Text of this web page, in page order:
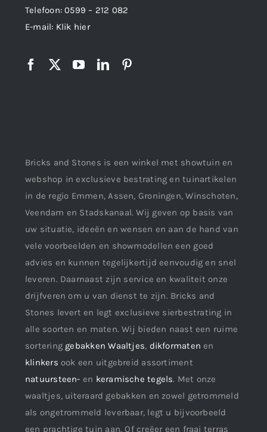
Telefoon:0599 – 212 082
E-mail: Klik hier
Bricks and Stones is een winkel met showtuin en
webshop in exclusieve bestrating en tuinartikelen
in de regio Emmen, Assen, Groningen, Winschoten,
Veendam en Stadskanaal. Wij geven op basis van
uw situatie, ideeën en wensen en aan de hand van
vele voorbeelden en showmodellen een goed
advies en kunnen tegelijkertijd eenvoudig en snel
leveren. Daarnaast zijn service en kwaliteit onze
drijfveren om u van dienst te zijn. Bricks and
Stones levert en legt exclusieve sierbestrating in
alle soorten en maten. Wij bieden naast een ruime
sortering gebakken Waaltjes, dikformaten en
klinkers ook een uitgebreid assortiment
natuursteen- en keramische tegels. Met onze
waaltjes, uiteraard gebakken en zowel getrommeld
als ongetrommeld leverbaar, legt u bijvoorbeeld
een prachtige tuin aan. Of creëer een fraai terras